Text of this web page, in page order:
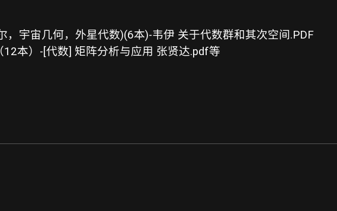
，宇宙几何，外星代数)(6本)-韦伊 关于代数群和其次空间.PDF
本）-[代数] 矩阵分析与应用 张贤达.pdf等